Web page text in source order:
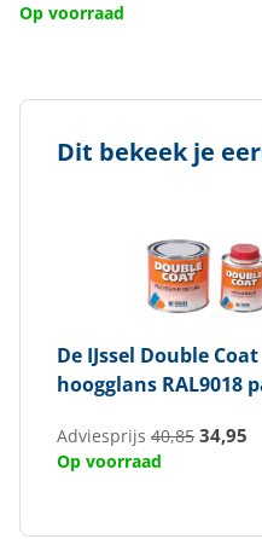
Op voorraad
Dit bekeek je
De IJssel Double Coat
hoogglans RAL9018
Adviesprijs 40,85 34,95
Op voorraad